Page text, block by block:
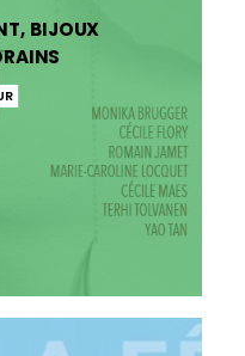
BIJOUX